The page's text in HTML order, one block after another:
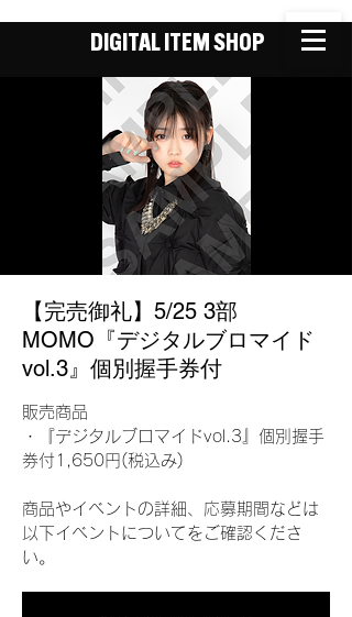
DIGITAL ITEM SHOP
【完売御礼】5/25 3部
MOMO『デジタルブロマイド
vol.3』個別握手券付
販売商品
・『デジタルブロマイドvol.3』個別握手
券付1,650円(税込み)
商品やイベントの詳細、応募期間などは
以下イベントについてをご確認くださ
い。